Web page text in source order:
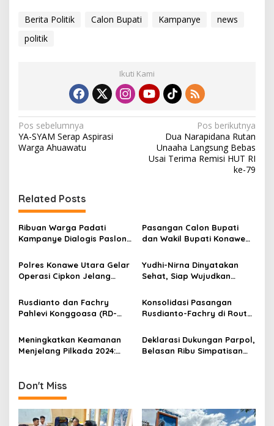
Berita Politik Calon Bupati Kampanye
news
politik
Ikuti Kami
N
a
g
a
s
p
o
s
Pos sebelumnya
YA-SYAM Serap Aspirasi
Warga Ahuawatu
Pos berikutnya
Dua Narapidana Rutan
Unaaha Langsung Bebas
Usai Terima Remisi HUT RI
ke-79
Related Posts
Ribuan Warga Padati
Kampanye Dialogis Paslon
Pasangan Calon Bupati
dan Wakil Bupati Konawe
Konggoasa (RD-FPK) Terus
Mantapkan Langkah
Menuju Kemenangan
Polres Konawe Utara Gelar
Operasi Cipkon Jelang
Yudhi-Nirna Dinyatakan
Sehat, Siap Wujudkan
Menyala”
Rusdianto dan Fachry
Pahlevi Konggoasa (RD-
Konawe 2024
Konsolidasi Pasangan
Rusdianto-Fachry di Routa
Meningkatkan Keamanan
Menjelang Pilkada 2024:
Mobile
Deklarasi Dukungan Parpol,
Belasan Ribu Simpatisan
Don't Miss